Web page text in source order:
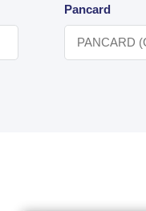
Pancard